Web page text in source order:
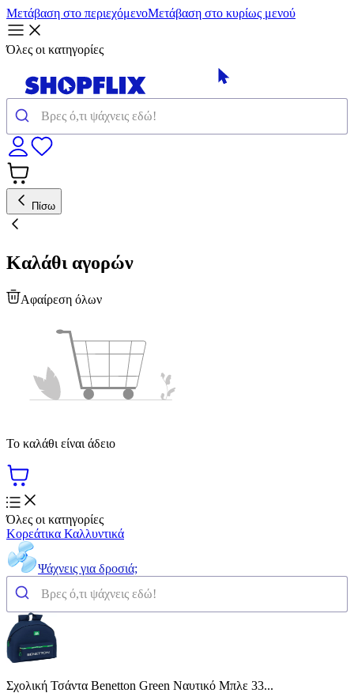
Μετάβαση στο περιεχόμενοΜετάβαση στο κυρίως μενού
Όλες οι κατηγορίες
Πίσω
Καλάθι αγορών
Αφαίρεση όλων
Το καλάθι είναι άδειο
Όλες οι κατηγορίες
Κορεάτικα Καλλυντικά
Ψάχνεις για δροσιά;
Σχολική Τσάντα Benetton Green Ναυτικό Μπλε 33...